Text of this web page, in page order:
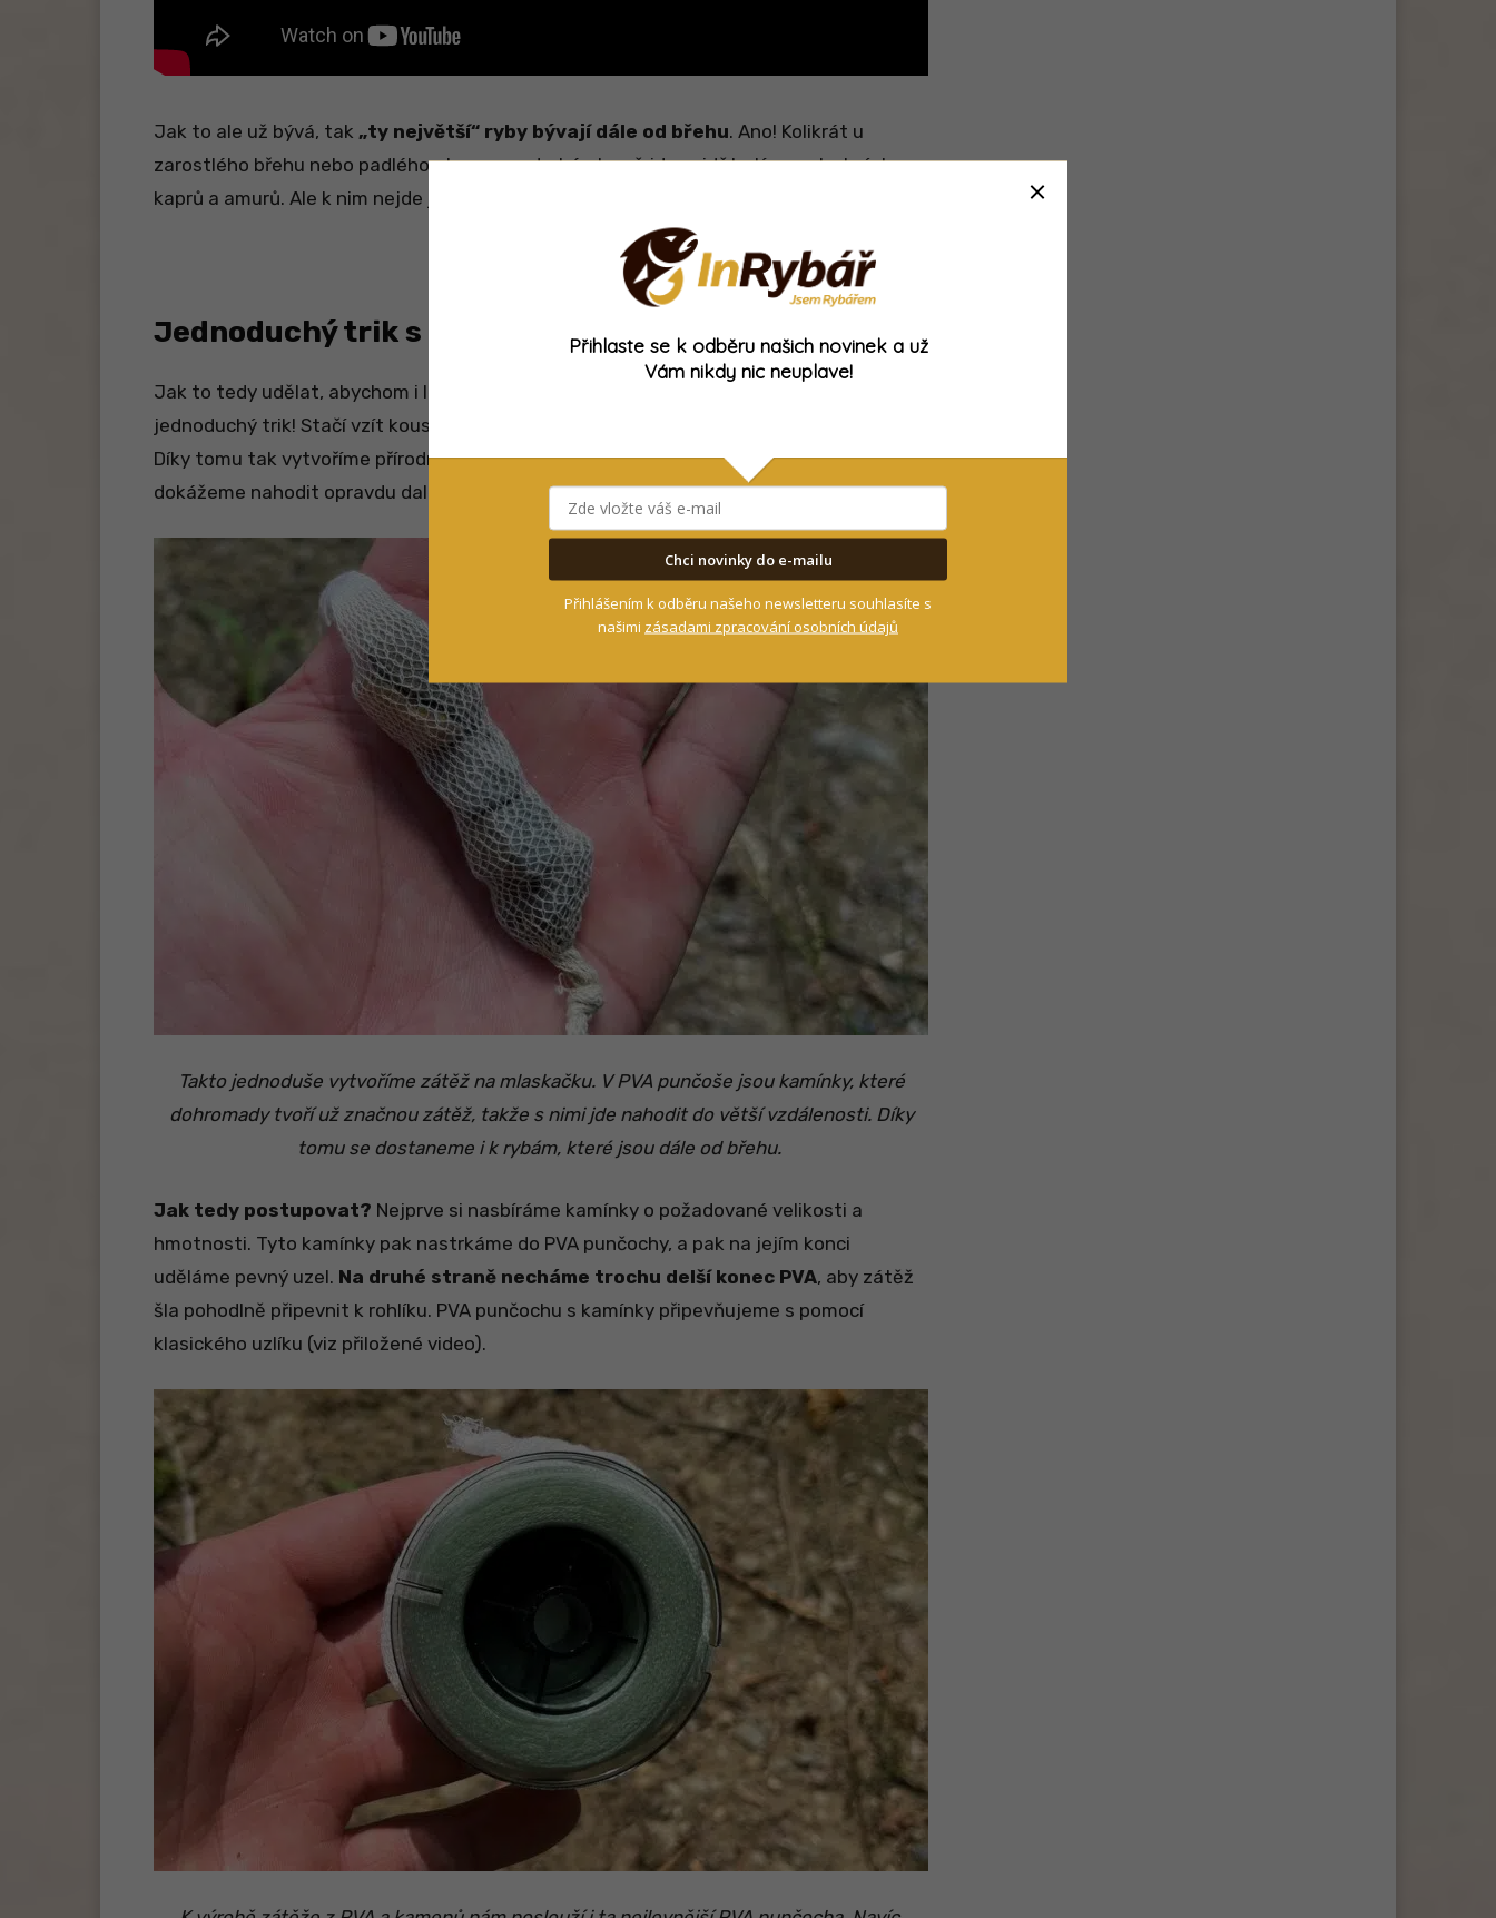
Jak to ale už bývá, tak „ty největší“ ryby bývají dále od břehu. Ano! Kolikrát u
zarostlého břehu nebo padlého stromu na druhé straně jdou vidět stíny mohutných
kaprů a amurů. Ale k nim nejde jenom s rohlíkem dohodit.
Jednoduchý trik s PVA punčochou
Jak to tedy udělat, abychom i lehké pečivo nahodili daleko od břehu. Známe
jednoduchý trik! Stačí vzít kousek
Díky tomu tak vytvoříme přírodní zátěž, kterou můžeme nechat ve vodě, ale přitom s ní
dokážeme nahodit opravdu daleko.
Takto jednoduše vytvoříme zátěž na mlaskačku. V PVA punčoše jsou kamínky, které
dohromady tvoří už značnou zátěž, takže s nimi jde nahodit do větší vzdálenosti. Díky
tomu se dostaneme i k rybám, které jsou dále od břehu.
Jak tedy postupovat? Nejprve si nasbíráme kamínky o požadované velikosti a
hmotnosti. Tyto kamínky pak nastrkáme do PVA punčochy, a pak na jejím konci
uděláme pevný uzel. Na druhé straně necháme trochu delší konec PVA, aby zátěž
šla pohodlně připevnit k rohlíku. PVA punčochu s kamínky připevňujeme s pomocí
klasického uzlíku (viz přiložené video).
Přihlaste se k odběru našich novinek a už
Vám nikdy nic neuplave!
Chci novinky do e-mailu
Přihlášením k odběru našeho newsletteru souhlasíte s
našimi zásadami zpracování osobních údajů